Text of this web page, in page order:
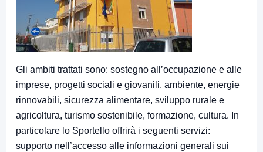
Gli ambiti trattati sono: sostegno all’occupazione e alle
imprese, progetti sociali e giovanili, ambiente, energie
rinnovabili, sicurezza alimentare, sviluppo rurale e
agricoltura, turismo sostenibile, formazione, cultura. In
particolare lo Sportello offrirà i seguenti servizi:
supporto nell’accesso alle informazioni generali sui